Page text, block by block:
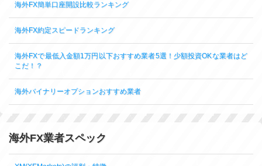
海外FX簡単口座開設比較ランキング
海外FX約定スピードランキング
海外FXで最低入金額1万円以下おすすめ業者5選！少額投資OKな業者はど
こだ！？
海外バイナリーオプションおすすめ業者
海外FX業者スペック